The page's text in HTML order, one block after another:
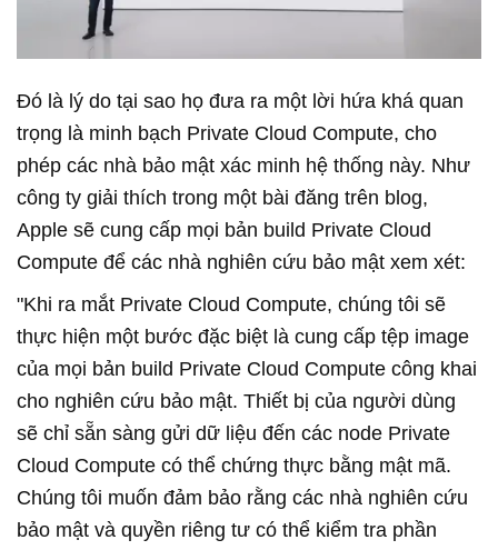
Đó là lý do tại sao họ đưa ra một lời hứa khá quan
trọng là minh bạch Private Cloud Compute, cho
phép các nhà bảo mật xác minh hệ thống này. Như
công ty giải thích trong một bài đăng trên blog,
Apple sẽ cung cấp mọi bản build Private Cloud
Compute để các nhà nghiên cứu bảo mật xem xét:
"Khi ra mắt Private Cloud Compute, chúng tôi sẽ
thực hiện một bước đặc biệt là cung cấp tệp image
của mọi bản build Private Cloud Compute công khai
cho nghiên cứu bảo mật. Thiết bị của người dùng
sẽ chỉ sẵn sàng gửi dữ liệu đến các node Private
Cloud Compute có thể chứng thực bằng mật mã.
Chúng tôi muốn đảm bảo rằng các nhà nghiên cứu
bảo mật và quyền riêng tư có thể kiểm tra phần